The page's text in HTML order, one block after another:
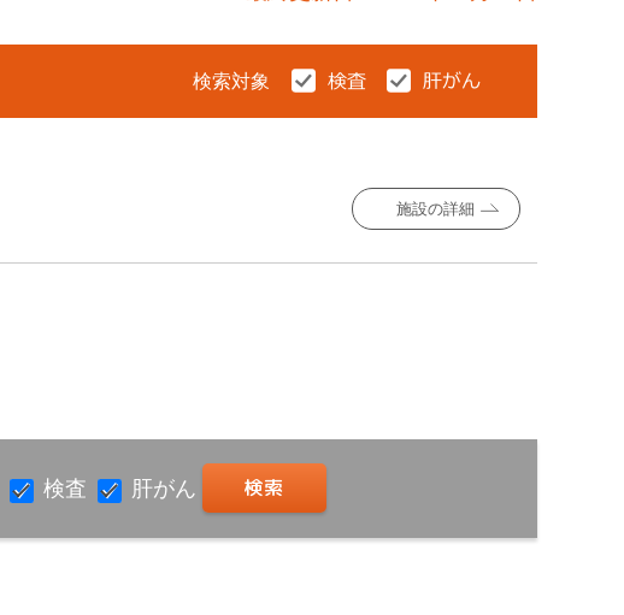
検索対象
施設の詳細
検査 肝がん